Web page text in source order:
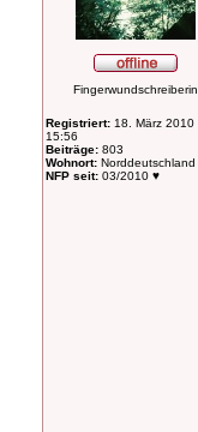
Fingerwundschreiberin
Registriert: 18. März 2010
15:56
Beiträge: 803
Wohnort: Norddeutschland
NFP seit: 03/2010 ♥